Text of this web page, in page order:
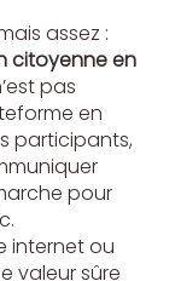
assez :
citoyenne en
pas
en
participants,
pour
internet ou
valeur sûre